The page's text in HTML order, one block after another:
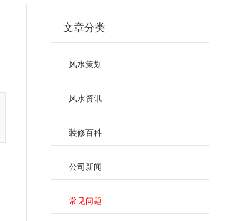
文章分类
风水策划
风水资讯
装修百科
公司新闻
常见问题